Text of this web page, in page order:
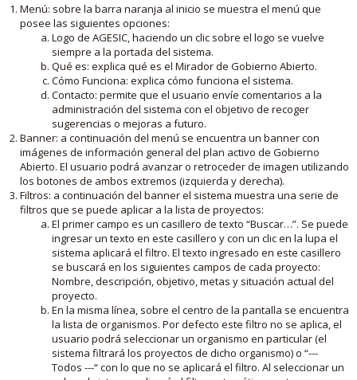
Menú: sobre la barra naranja al inicio se muestra el menú que
posee las siguientes opciones:
Logo de AGESIC, haciendo un clic sobre el logo se vuelve
siempre a la portada del sistema.
Qué es: explica qué es el Mirador de Gobierno Abierto.
Cómo Funciona: explica cómo funciona el sistema.
Contacto: permite que el usuario envíe comentarios a la
administración del sistema con el objetivo de recoger
sugerencias o mejoras a futuro.
Banner: a continuación del menú se encuentra un banner con
imágenes de información general del plan activo de Gobierno
Abierto. El usuario podrá avanzar o retroceder de imagen utilizando
los botones de ambos extremos (izquierda y derecha).
Filtros: a continuación del banner el sistema muestra una serie de
filtros que se puede aplicar a la lista de proyectos:
El primer campo es un casillero de texto “Buscar…”. Se puede
ingresar un texto en este casillero y con un clic en la lupa el
sistema aplicará el filtro. El texto ingresado en este casillero
se buscará en los siguientes campos de cada proyecto:
Nombre, descripción, objetivo, metas y situación actual del
proyecto.
En la misma línea, sobre el centro de la pantalla se encuentra
la lista de organismos. Por defecto este filtro no se aplica, el
usuario podrá seleccionar un organismo en particular (el
sistema filtrará los proyectos de dicho organismo) o “---
Todos ---“ con lo que no se aplicará el filtro. Al seleccionar un